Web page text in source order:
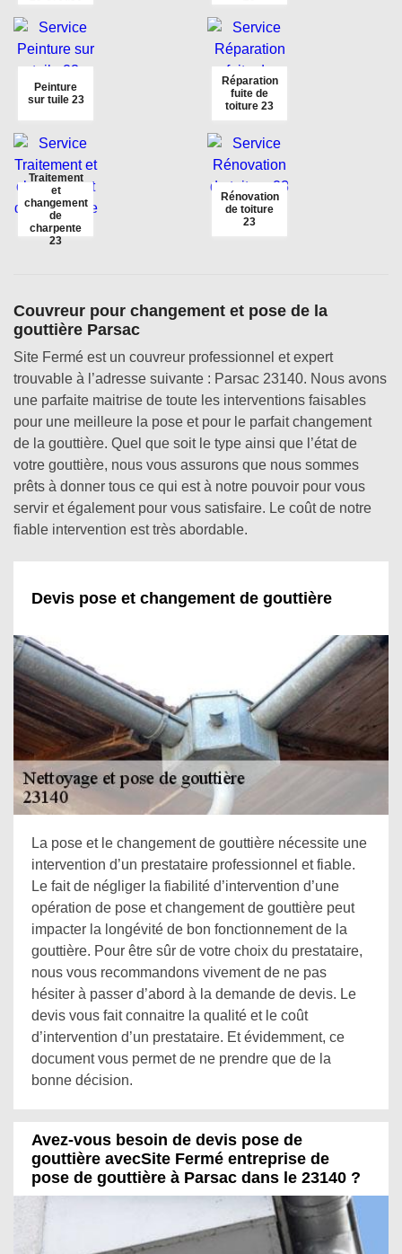
Peinture
sur tuile 23
Réparation
fuite de
toiture 23
Traitement
et
changement
de
charpente
23
Rénovation
de toiture
23
Couvreur pour changement et pose de la
gouttière Parsac
Site Fermé est un couvreur professionnel et expert
trouvable à l’adresse suivante : Parsac 23140. Nous avons
une parfaite maitrise de toute les interventions faisables
pour une meilleure la pose et pour le parfait changement
de la gouttière. Quel que soit le type ainsi que l’état de
votre gouttière, nous vous assurons que nous sommes
prêts à donner tous ce qui est à notre pouvoir pour vous
servir et également pour vous satisfaire. Le coût de notre
fiable intervention est très abordable.
Devis pose et changement de gouttière
La pose et le changement de gouttière nécessite une
intervention d’un prestataire professionnel et fiable.
Le fait de négliger la fiabilité d’intervention d’une
opération de pose et changement de gouttière peut
impacter la longévité de bon fonctionnement de la
gouttière. Pour être sûr de votre choix du prestataire,
nous vous recommandons vivement de ne pas
hésiter à passer d’abord à la demande de devis. Le
devis vous fait connaitre la qualité et le coût
d’intervention d’un prestataire. Et évidemment, ce
document vous permet de ne prendre que de la
bonne décision.
Avez-vous besoin de devis pose de
gouttière avecSite Fermé entreprise de
pose de gouttière à Parsac dans le 23140 ?